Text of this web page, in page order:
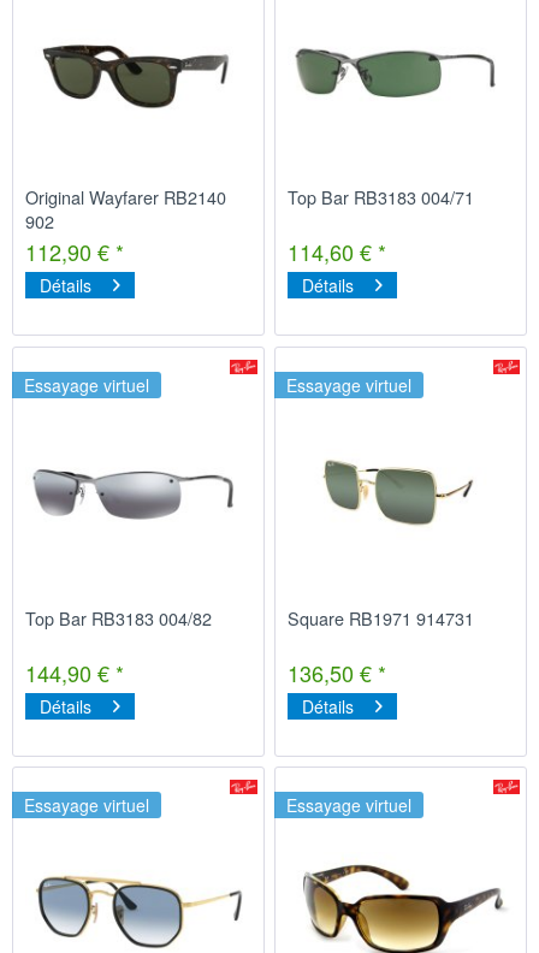
Original Wayfarer RB2140
902
112,90 € *
Détails
Top Bar RB3183 004/71
114,60 € *
Détails
Essayage virtuel
Top Bar RB3183 004/82
144,90 € *
Détails
Essayage virtuel
Square RB1971 914731
136,50 € *
Détails
Essayage virtuel Essayage virtuel